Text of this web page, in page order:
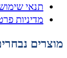
תנאי
מדיניות
מוצרים